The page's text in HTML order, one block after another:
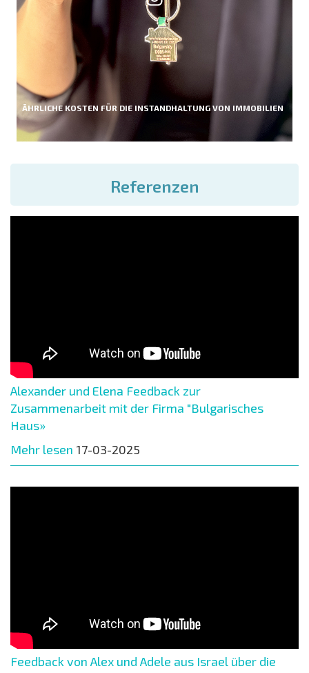
ÄHRLICHE KOSTEN FÜR DIE INSTANDHALTUNG VON IMMOBILIEN
Referenzen
Alexander und Elena Feedback zur
Zusammenarbeit mit der Firma "Bulgarisches
Haus»
Mehr lesen 17-03-2025
Feedback von Alex und Adele aus Israel über die